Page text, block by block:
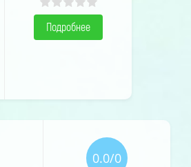
Подробнее
0.0/0